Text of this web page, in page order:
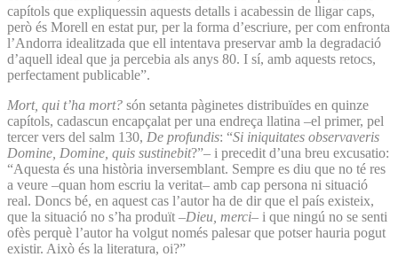
capítols que expliquessin aquests detalls i acabessin de lligar caps,
però és Morell en estat pur, per la forma d’escriure, per com enfronta
l’Andorra idealitzada que ell intentava preservar amb la degradació
d’aquell ideal que ja percebia als anys 80. I sí, amb aquests retocs,
perfectament publicable”.
Mort, qui t’ha mort? són setanta pàginetes distribuïdes en quinze
capítols, cadascun encapçalat per una endreça llatina –el primer, pel
tercer vers del salm 130, De profundis: “Si iniquitates observaveris
Domine, Domine, quis sustinebit?”– i precedit d’una breu excusatio:
“Aquesta és una història inversemblant. Sempre es diu que no té res
a veure –quan hom escriu la veritat– amb cap persona ni situació
real. Doncs bé, en aquest cas l’autor ha de dir que el país existeix,
que la situació no s’ha produït –Dieu, merci– i que ningú no se senti
ofès perquè l’autor ha volgut només palesar que potser hauria pogut
existir. Això és la literatura, oi?”